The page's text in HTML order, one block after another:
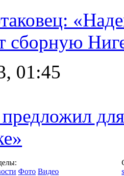
сборную
01:45
Фото Видео